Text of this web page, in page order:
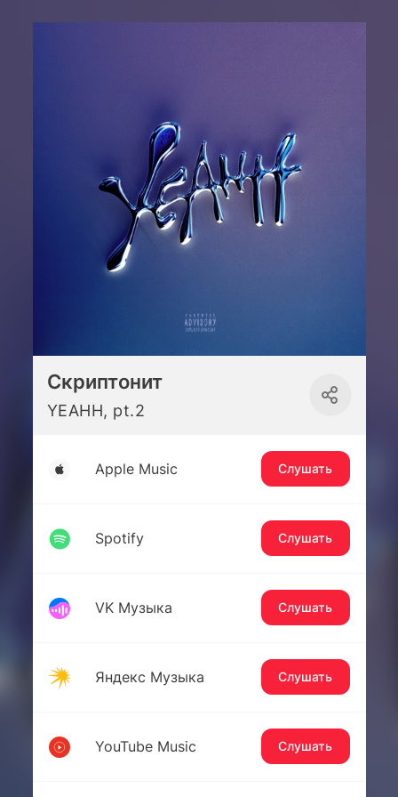
Скриптонит
YEAHH, pt.2
Apple Music Слушать
Spotify Слушать
VK Музыка Слушать
Яндекс Музыка Слушать
YouTube Music Слушать